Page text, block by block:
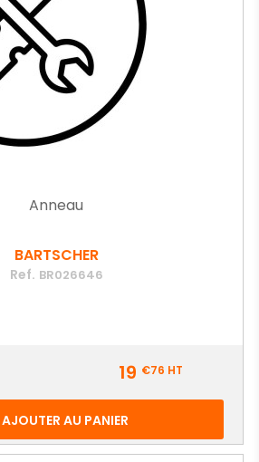
Anneau
BARTSCHER
Ref. BR026646
19 €76 HT
AJOUTER AU PANIER